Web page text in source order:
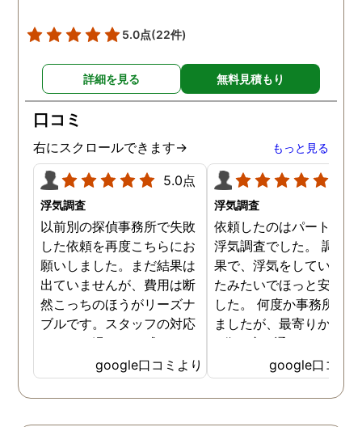
5.0点(22件)
詳細を見る 無料見積もり
口コミ
右にスクロールできます→ もっと見る
5.0点
浮気調査
以前別の探偵事務所で失敗
した依頼を再度こちらにお
願いしました。まだ結果は
出ていませんが、費用は断
然こっちのほうがリーズナ
ブルです。スタッフの対応
なんかも温かみを感じま
す。はじめからこちらにす
ればよかったです😢 …
google口コミより
浮気調査
依頼したのはパートナー
浮気調査でした。 調査
果で、浮気をしていなか
たみたいでほっと安心し
した。 何度か事務所に
ましたが、最寄りから徒
3分程度で通いやすかっ
google口コミ